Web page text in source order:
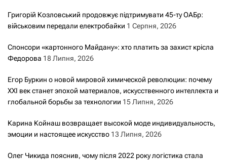
Григорій Козловський продовжує підтримувати 45-ту ОАБр:
військовим передали електробайки 1 Серпня, 2026
Спонсори «картонного Майдану»: хто платить за захист крісла
Федорова 18 Липня, 2026
Егор Буркин о новой мировой химической революции: почему
XXI век станет эпохой материалов, искусственного интеллекта и
глобальной борьбы за технологии 15 Липня, 2026
Карина Койнаш возвращает высокой моде индивидуальность,
эмоции и настоящее искусство 13 Липня, 2026
Олег Чикида пояснив, чому після 2022 року логістика стала